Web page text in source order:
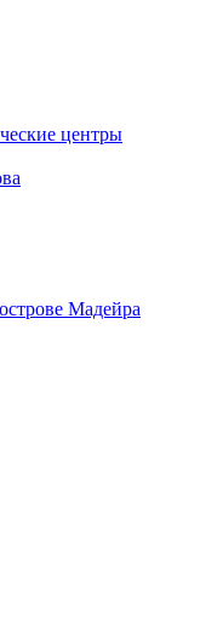
центры
Мадейра